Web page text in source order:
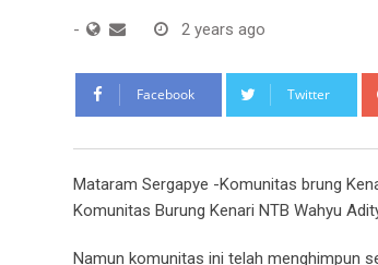
- 2 years ago
Facebook Twitter
Mataram Sergapye -Komunitas brung
Komunitas Burung Kenari NTB Wahyu
Namun komunitas ini telah menghimpun